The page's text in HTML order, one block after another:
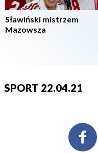
Sławiński mistrzem
Mazowsza
SPORT 22.04.21